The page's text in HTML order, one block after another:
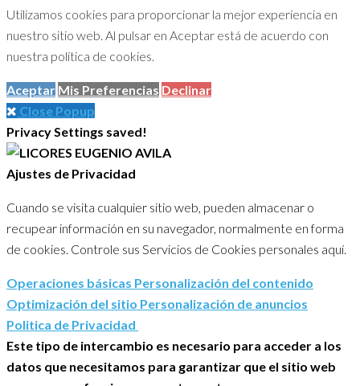
Utilizamos cookies para proporcionar la mejor experiencia en
nuestro sitio web. Al pulsar en Aceptar está de acuerdo con
nuestra política de cookies.
Aceptar Mis Preferencias Declinar
Close Popup
Privacy Settings saved!
Ajustes de Privacidad
Cuando se visita cualquier sitio web, pueden almacenar o
recupear información en su navegador, normalmente en forma
de cookies. Controle sus Servicios de Cookies personales aquí.
Operaciones básicas Personalización del contenido
Optimización del sitio Personalización de anuncios
Politica de Privacidad
Este tipo de intercambio es necesario para acceder a los
datos que necesitamos para garantizar que el sitio web